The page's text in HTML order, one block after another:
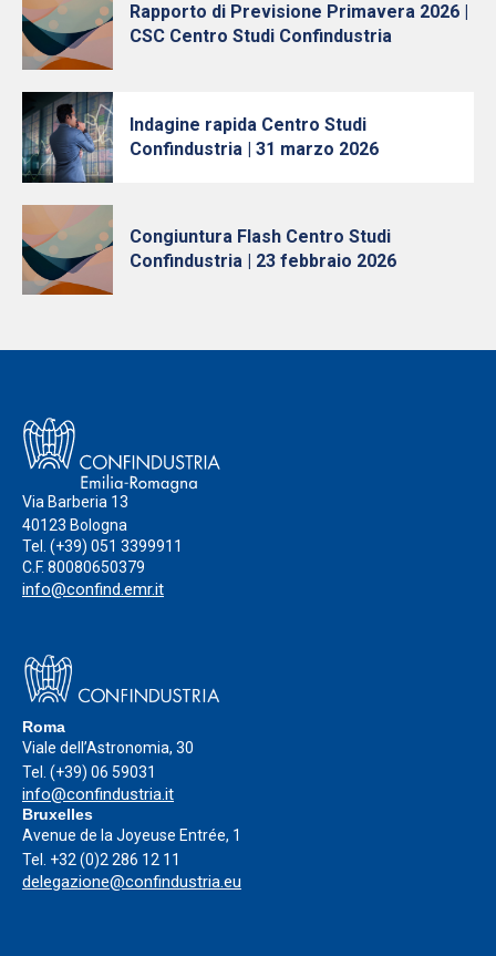
Rapporto di Previsione Primavera 2026 |
CSC Centro Studi Confindustria
Indagine rapida Centro Studi
Confindustria | 31 marzo 2026
Congiuntura Flash Centro Studi
Confindustria | 23 febbraio 2026
Via Barberia 13
40123 Bologna
Tel. (+39) 051 3399911
C.F. 80080650379
info@confind.emr.it
Roma
Viale dell’Astronomia, 30
Tel. (+39) 06 59031
info@confindustria.it
Bruxelles
Avenue de la Joyeuse Entrée, 1
Tel. +32 (0)2 286 12 11
delegazione@confindustria.eu